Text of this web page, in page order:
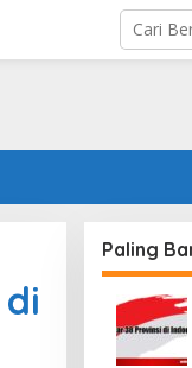
Paling